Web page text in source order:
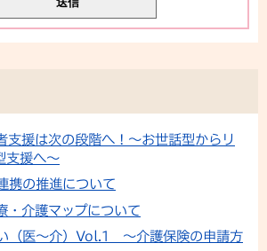
支援は次の段階へ！～お世話型からリ
支援へ～
携の推進について
・介護マップについて
（医～介）Vol.1 ～介護保険の申請方